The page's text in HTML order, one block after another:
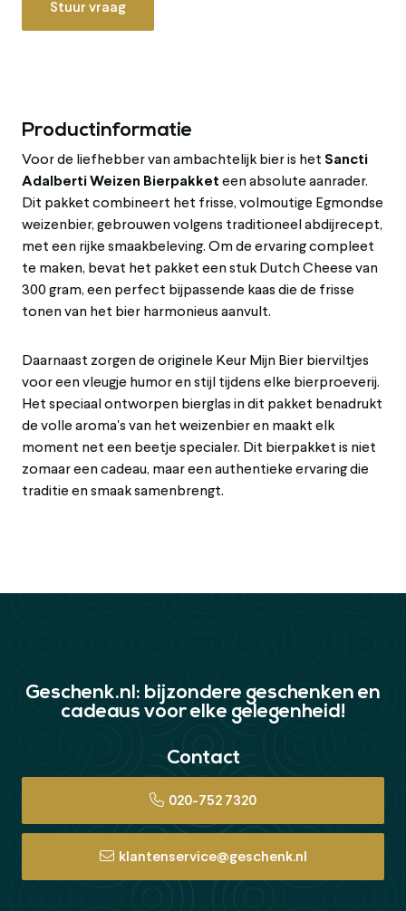
Stuur vraag
Productinformatie
Voor de liefhebber van ambachtelijk bier is het Sancti
Adalberti Weizen Bierpakket een absolute aanrader.
Dit pakket combineert het frisse, volmoutige Egmondse
weizenbier, gebrouwen volgens traditioneel abdijrecept,
met een rijke smaakbeleving. Om de ervaring compleet
te maken, bevat het pakket een stuk Dutch Cheese van
300 gram, een perfect bijpassende kaas die de frisse
tonen van het bier harmonieus aanvult.
Daarnaast zorgen de originele Keur Mijn Bier bierviltjes
voor een vleugje humor en stijl tijdens elke bierproeverij.
Het speciaal ontworpen bierglas in dit pakket benadrukt
de volle aroma's van het weizenbier en maakt elk
moment net een beetje specialer. Dit bierpakket is niet
zomaar een cadeau, maar een authentieke ervaring die
traditie en smaak samenbrengt.
Geschenk.nl: bijzondere geschenken en
cadeaus voor elke gelegenheid!
Contact
020-752 7320
klantenservice@geschenk.nl